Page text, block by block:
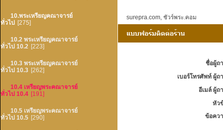
10.พระเหรียญคณาจารย์
ทั่วไป
[275]
10.2 พระเหรียญคณาจารย์
ทั่วไป 10.2 [223]
10.3 พระเหรียญคณาจารย์
ทั่วไป 10.3 [262]
10.4 เหรียญพระคณาจารย์
ทั่วไป 10.4 [191]
10.5 เหรียญพระคณาจารย์
ทั่วไป 10.5 [290]
surepra.com ชัวร์พระ.คอม
ชื่อผู้ถ
เบอร์โทรศัพท์ ผู้ถ
อีเมล์ ผู้ถ
หัว
ข้อคว